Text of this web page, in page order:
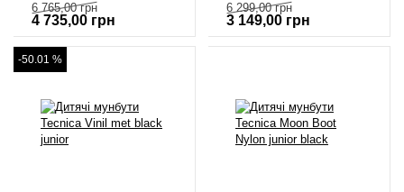
6 765,00 грн
4 735,00 грн
6 299,00 грн
3 149,00 грн
-50.01 %